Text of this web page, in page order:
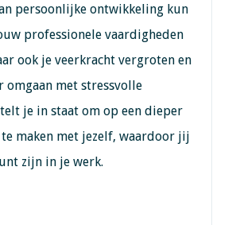
persoonlijke ontwikkeling kun
professionele vaardigheden
ook je veerkracht vergroten en
omgaan met stressvolle
je in staat om op een dieper
maken met jezelf, waardoor jij
zijn in je werk.